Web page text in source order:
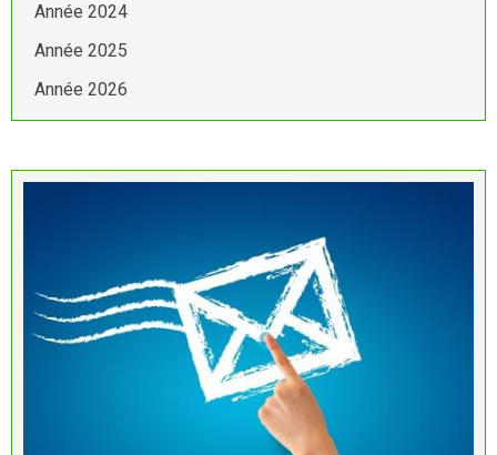
Année 2024
Année 2025
Année 2026